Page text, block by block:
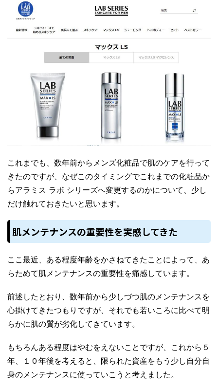
これまでも、数年前からメンズ化粧品で肌のケアを行って
きたのですが、なぜこのタイミングでこれまでの化粧品か
らアラミス ラボ シリーズへ変更するのかについて、少し
だけ触れておきたいと思います。
肌メンテナンスの重要性を実感してきた
ここ最近、ある程度年齢をかさねてきたことによって、あ
らためて肌メンテナンスの重要性を痛感しています。
前述したとおり、数年前から少しづつ肌のメンテナンスを
心掛けてきたつもりですが、それでも若いころに比べて明
らかに肌の質が劣化してきています。
もちろんある程度はやむをえないことですが、これから５
年、１０年後を考えると、限られた資産をもう少し自分自
身のメンテナンスに使っていこうと考えました。